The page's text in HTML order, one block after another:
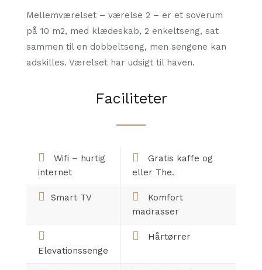
Mellemværelset – værelse 2 – er et soverum
på 10 m2, med klædeskab, 2 enkeltseng, sat
sammen til en dobbeltseng, men sengene kan
adskilles. Værelset har udsigt til haven.
Faciliteter
Wifi – hurtig
internet
Gratis kaffe og
eller The.
Smart TV
Komfort
madrasser
Elevationssenge
Hårtørrer